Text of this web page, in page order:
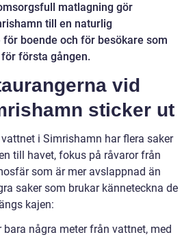
matlagning gör
till en naturlig
boende och för besökare som
första gången.
vid
sticker ut
i Simrishamn har flera saker
till havet, fokus på råvaror från
som är mer avslappnad än
saker som brukar känneteckna de
kajen:
några meter från vattnet, med